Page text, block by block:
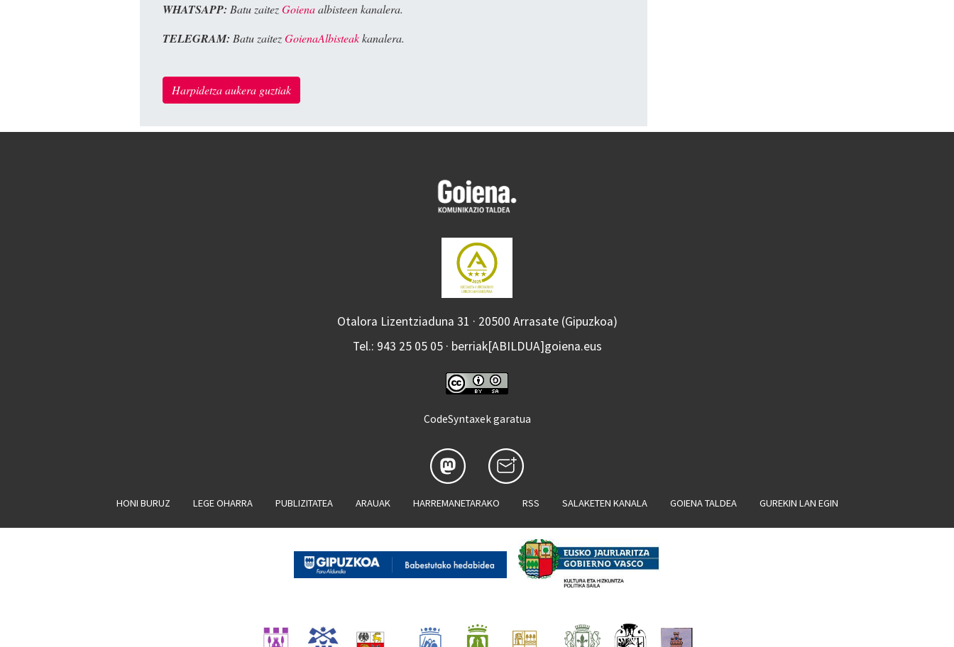
WHATSAPP: Batu zaitezGoienaalbisteen kanalera.
TELEGRAM: Batu zaitezGoienaAlbisteakkanalera.
Harpidetza aukera guztiak
Otalora Lizentziaduna 31 · 20500 Arrasate (Gipuzkoa)
Tel.: 943 25 05 05 · berriak[ABILDUA]goiena.eus
CodeSyntaxek garatua
HONI BURUZ LEGE OHARRA PUBLIZITATEA ARAUAK HARREMANETARAKO RSS SALAKETEN KANALA GOIENA TALDEA GUREKIN LAN EGIN